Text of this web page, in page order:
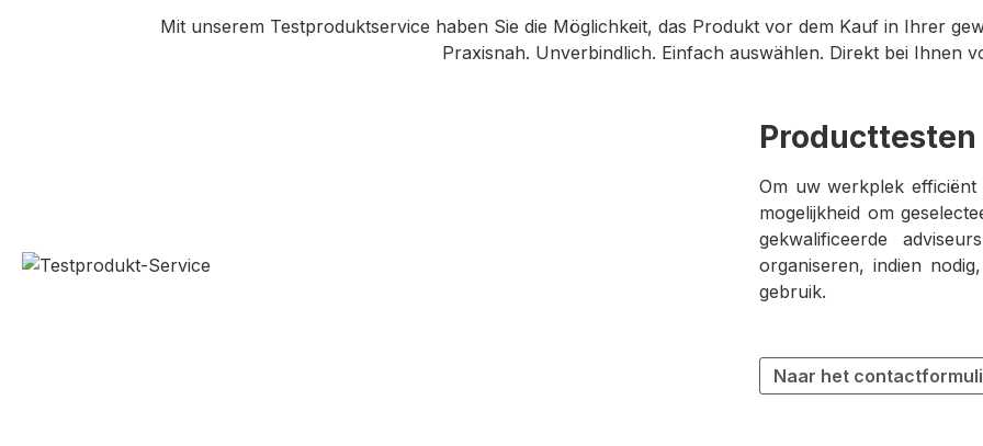
Mit unserem Testproduktservice haben Sie die Möglichkeit, das Produkt vor dem Kauf in Ihrer
Praxisnah. Unverbindlich. Einfach auswählen. Direkt bei Ihnen
Om uw werkplek
mogelijkheid om
gekwalificeerde
organiseren, indien
gebruik.
Naar het